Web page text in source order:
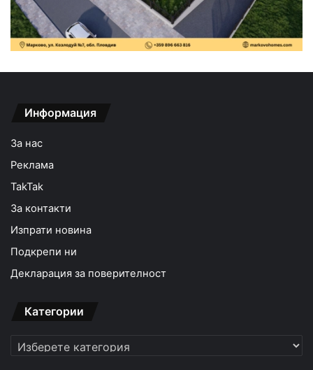
Информация
За нас
Реклама
TakTak
За контакти
Изпрати новина
Подкрепи ни
Декларация за поверителност
Категории
Категории